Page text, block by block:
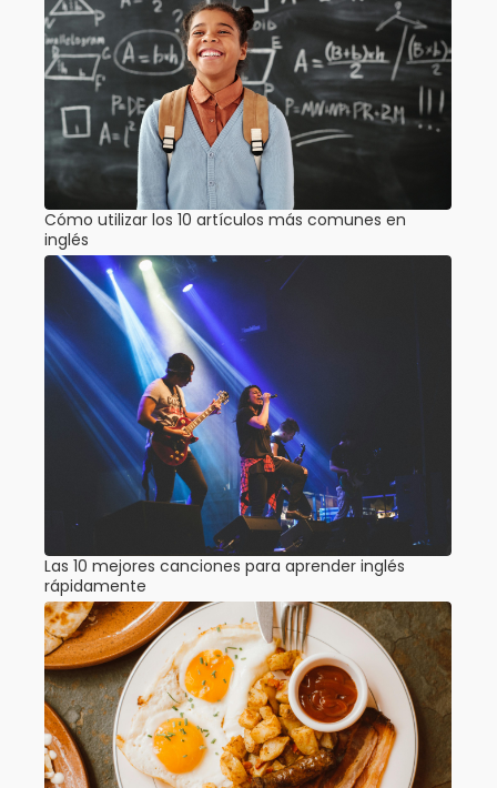
Cómo utilizar los 10 artículos más comunes en
inglés
Las 10 mejores canciones para aprender inglés
rápidamente